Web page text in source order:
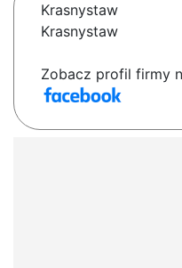
Krasnystaw
Krasnystaw
Zobacz profil firmy